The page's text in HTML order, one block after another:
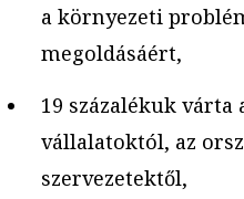
a környezeti
megoldásáért,
19 százalékuk várta
vállalatoktól, az
szervezetektől,